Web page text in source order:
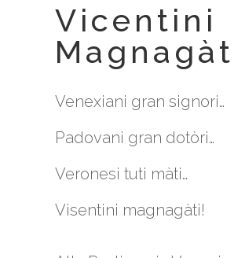
Vicentini
Venexiani gran signori…
Padovani gran dotòri…
Veronesi tuti màti…
Visentini magnagàti!